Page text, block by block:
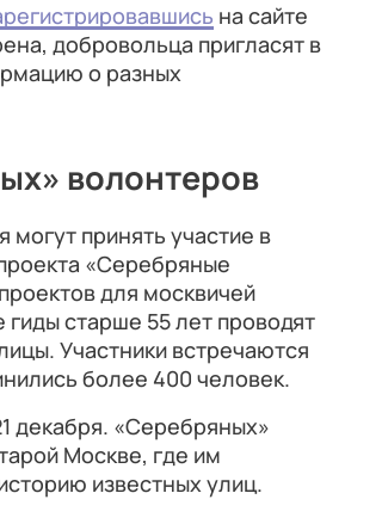
на сайте
добровольца пригласят в
о разных
волонтеров
принять участие в
«Серебряные
для москвичей
старше 55 лет проводят
Участники встречаются
более 400 человек.
декабря. «Серебряных»
Москве, где им
известных улиц.